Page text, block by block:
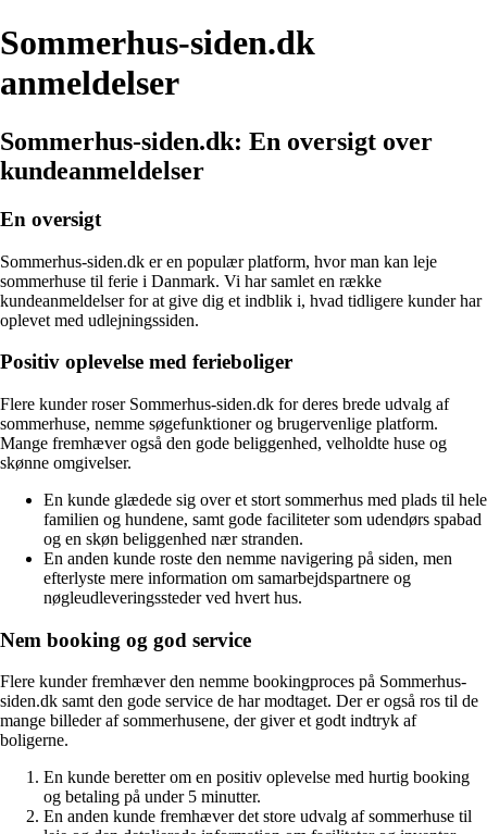
Sommerhus-siden.dk
anmeldelser
Sommerhus-siden.dk: En oversigt over
kundeanmeldelser
En oversigt
Sommerhus-siden.dk er en populær platform, hvor man kan leje
sommerhuse til ferie i Danmark. Vi har samlet en række
kundeanmeldelser for at give dig et indblik i, hvad tidligere kunder har
oplevet med udlejningssiden.
Positiv oplevelse med ferieboliger
Flere kunder roser Sommerhus-siden.dk for deres brede udvalg af
sommerhuse, nemme søgefunktioner og brugervenlige platform.
Mange fremhæver også den gode beliggenhed, velholdte huse og
skønne omgivelser.
En kunde glædede sig over et stort sommerhus med plads til hele
familien og hundene, samt gode faciliteter som udendørs spabad
og en skøn beliggenhed nær stranden.
En anden kunde roste den nemme navigering på siden, men
efterlyste mere information om samarbejdspartnere og
nøgleudleveringssteder ved hvert hus.
Nem booking og god service
Flere kunder fremhæver den nemme bookingproces på Sommerhus-
siden.dk samt den gode service de har modtaget. Der er også ros til de
mange billeder af sommerhusene, der giver et godt indtryk af
boligerne.
En kunde beretter om en positiv oplevelse med hurtig booking
og betaling på under 5 minutter.
En anden kunde fremhæver det store udvalg af sommerhuse til